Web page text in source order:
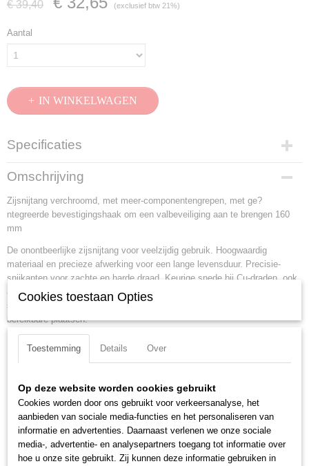
€ 39,40 (exclusief btw 21%)
Aantal
IN WINKELWAGEN
Specificaties
Productcode
70 05 160 T
EAN code
4003773080022
Productcode leverancier
70 05 160 T
Netto gewicht
0,21 Kg
Bruto gewicht
Afmetingen (l,b,h)
16 x 5,50 x 2,20 cm
Omschrijving
Zijsnijtang verchroomd, met meer-componentengrepen, met ge?
ntegreerde bevestigingshaak om een valbeveiliging aan te brengen 160
mm
De onontbeerlijke zijsnijtang voor veelzijdig gebruik. Hoogwaardig
materiaal en precieze afwerking voor een lange levensduur. Precisie-
snijkanten voor zachte en harde draad. Keurige snede bij Cu-draden, ook
aan de snijtoppen. Snijkanten extra inductief gehard, hardheid van de
snijkanten ca. 62 HRC. Slanke kop voor het gebruik op moeilijk
bereikbare plaatsen.
Lengte:
160 mm
geintegreerde bevestigingshaak om een valbeveiliging aan te
brengen
Uitvoering:
Tethered Tools
Kop afwerking:verchroomd
Snijkant:snijkant met facet
Cookies toestaan Opties
Toestemming Details Over
Op deze website worden cookies gebruikt
Cookies worden door ons gebruikt voor verkeersanalyse, het
aanbieden van sociale media-functies en het personaliseren van
informatie en advertenties. Daarnaast verlenen we onze sociale
media-, advertentie- en analysepartners toegang tot informatie over
hoe u onze site gebruikt. Zij kunnen deze informatie gebruiken in